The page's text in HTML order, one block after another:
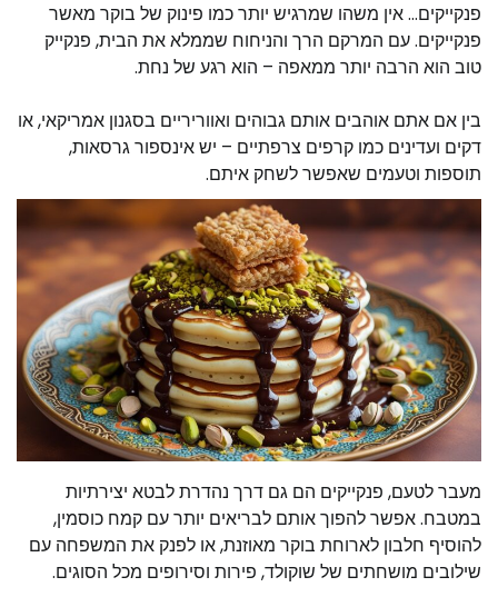
פנקייקים… אין משהו שמרגיש יותר כמו פינוק של בוקר מאשר
פנקייקים. עם המרקם הרך והניחוח שממלא את הבית, פנקייק
טוב הוא הרבה יותר ממאפה – הוא רגע של נחת.
בין אם אתם אוהבים אותם גבוהים ואווריריים בסגנון אמריקאי, או
דקים ועדינים כמו קרפים צרפתיים – יש אינספור גרסאות,
תוספות וטעמים שאפשר לשחק איתם.
מעבר לטעם, פנקייקים הם גם דרך נהדרת לבטא יצירתיות
במטבח. אפשר להפוך אותם לבריאים יותר עם קמח כוסמין,
להוסיף חלבון לארוחת בוקר מאוזנת, או לפנק את המשפחה עם
שילובים מושחתים של שוקולד, פירות וסירופים מכל הסוגים.